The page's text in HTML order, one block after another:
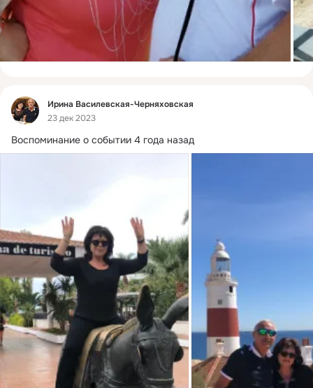
Фид
Ирина Василевская-Черняховская
23 дек 2023
Воспоминание о событии 4 года назад